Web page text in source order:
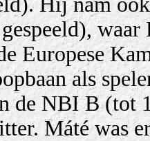
Europese
aan als
de NBI B (tot
Máté was